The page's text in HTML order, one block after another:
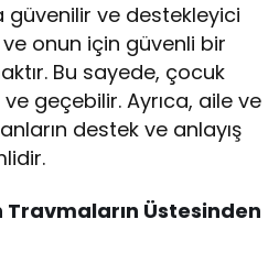
ve destekleyici
onun için güvenli bir
Bu sayede, çocuk
geçebilir. Ayrıca, aile ve
destek ve anlayış
Üstesinden